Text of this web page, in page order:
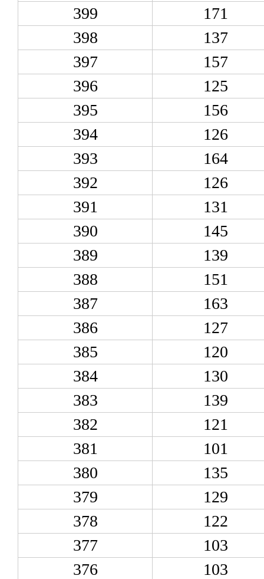
399
171
398
137
397
157
396
125
395
156
394
126
393
164
392
126
391
131
390
145
389
139
388
151
387
163
386
127
385
120
384
130
383
139
382
121
381
101
380
135
379
129
378
122
377
103
376
103